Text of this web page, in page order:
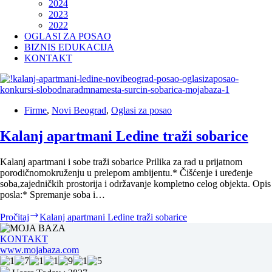
2024
2023
2022
OGLASI ZA POSAO
BIZNIS EDUKACIJA
KONTAKT
Firme, Novi Beograd, Oglasi za posao
Kalanj apartmani Ledine traži sobarice
Kalanj apartmani i sobe traži sobarice Prilika za rad u prijatnom
porodičnomokruženju u prelepom ambijentu.* Čišćenje i uređenje
soba,zajedničkih prostorija i održavanje kompletno celog objekta. Opis
posla:* Spremanje soba i…
Pročitaj Kalanj apartmani Ledine traži sobarice
KONTAKT
www.mojabaza.com